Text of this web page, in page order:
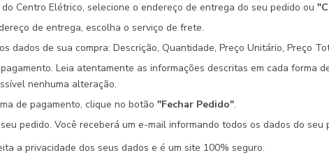
Centro Elétrico, selecione o endereço de entrega do seu pedido ou
de entrega, escolha o serviço de frete.
dados de sua compra: Descrição, Quantidade, Preço Unitário, Preço
Leia atentamente as informações descritas em cada forma
nenhuma alteração.
de pagamento, clique no botão "Fechar Pedido".
pedido. Você receberá um e-mail informando todos os dados do seu
a privacidade dos seus dados e é um site 100% seguro.